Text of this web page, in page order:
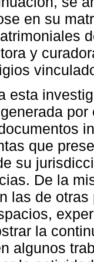
en su
y
esta
que
su
De la
las de
la
algunos